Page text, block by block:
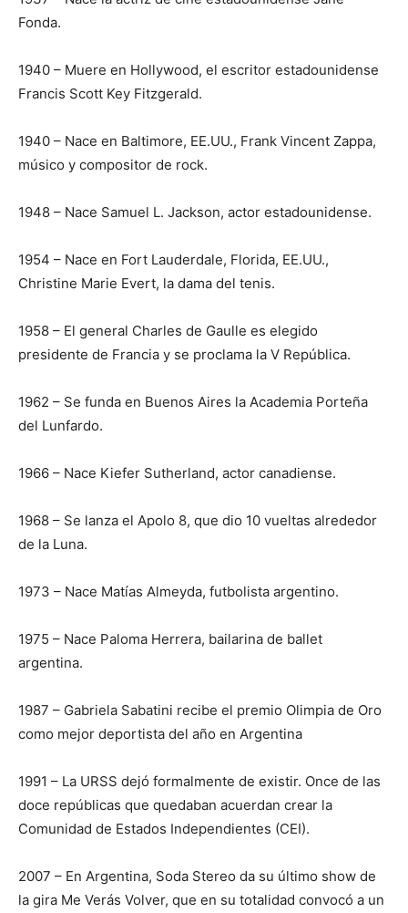
Fonda.
1940 – Muere en Hollywood, el escritor estadounidense
Francis Scott Key Fitzgerald.
1940 – Nace en Baltimore, EE.UU., Frank Vincent Zappa,
músico y compositor de rock.
1948 – Nace Samuel L. Jackson, actor estadounidense.
1954 – Nace en Fort Lauderdale, Florida, EE.UU.,
Christine Marie Evert, la dama del tenis.
1958 – El general Charles de Gaulle es elegido
presidente de Francia y se proclama la V República.
1962 – Se funda en Buenos Aires la Academia Porteña
del Lunfardo.
1966 – Nace Kiefer Sutherland, actor canadiense.
1968 – Se lanza el Apolo 8, que dio 10 vueltas alrededor
de la Luna.
1973 – Nace Matías Almeyda, futbolista argentino.
1975 – Nace Paloma Herrera, bailarina de ballet
argentina.
1987 – Gabriela Sabatini recibe el premio Olimpia de Oro
como mejor deportista del año en Argentina
1991 – La URSS dejó formalmente de existir. Once de las
doce repúblicas que quedaban acuerdan crear la
Comunidad de Estados Independientes (CEI).
2007 – En Argentina, Soda Stereo da su último show de
la gira Me Verás Volver, que en su totalidad convocó a un